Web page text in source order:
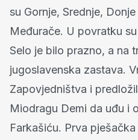
su Gornje, Srednje,
Međurače. U povratku
Selo je bilo prazno, a na
jugoslavenska zastava.
Zapovjedništva i
Miodragu Demi da uđu i
Farkašiću. Prva